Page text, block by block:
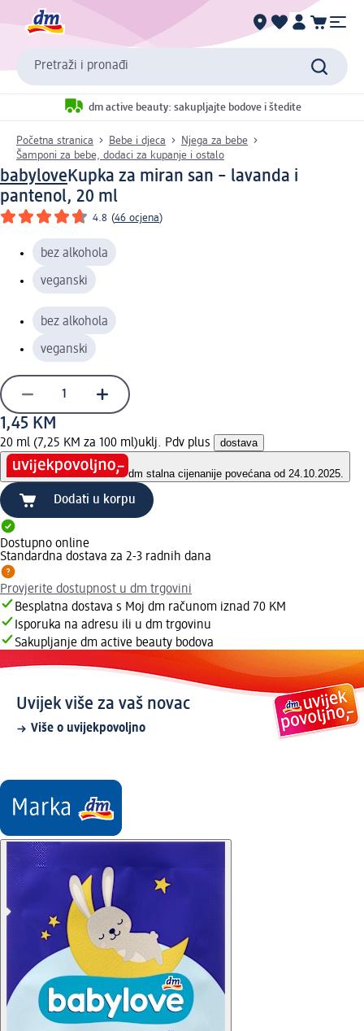
Pretraži i pronađi
dm active beauty: sakupljajte bodove i štedite
Početna stranica Bebe i djeca
Njega za bebe
Šamponi za bebe, dodaci za kupanje i ostalo
babylove Kupka za miran san – lavanda i
pantenol, 20 ml
4.8 (46 ocjena)
bez alkohola
veganski
bez alkohola
veganski
1,45 KM
20 ml (7,25 KM za 100 ml)uklj. Pdv plus dostava
dm stalna cijenanije povećana od 24.10.2025.
Dodati u korpu
Dostupno online
Standardna dostava za 2-3 radnih dana
Provjerite dostupnost u dm trgovini
Besplatna dostava s Moj dm računom iznad 70 KM
Isporuka na adresu ili u dm trgovinu
Sakupljanje dm active beauty bodova
Uvijek više za vaš novac
Više o uvijekpovoljno